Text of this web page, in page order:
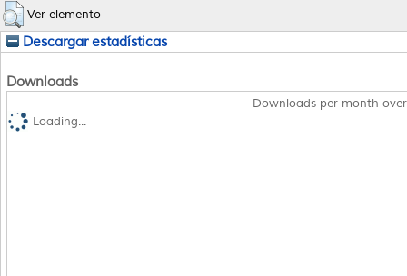
Ver elemento
Descargar estadísticas
Downloads
Downloads per month
Loading...